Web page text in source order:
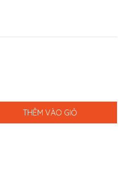
THÊM VÀO GIỎ